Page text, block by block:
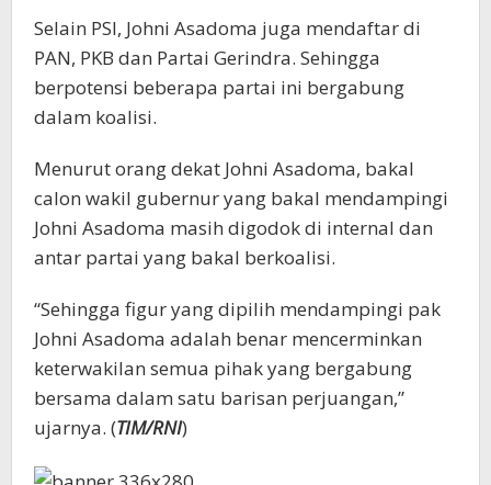
Selain PSI, Johni Asadoma juga mendaftar di
PAN, PKB dan Partai Gerindra. Sehingga
berpotensi beberapa partai ini bergabung
dalam koalisi.
Menurut orang dekat Johni Asadoma, bakal
calon wakil gubernur yang bakal mendampingi
Johni Asadoma masih digodok di internal dan
antar partai yang bakal berkoalisi.
“Sehingga figur yang dipilih mendampingi pak
Johni Asadoma adalah benar mencerminkan
keterwakilan semua pihak yang bergabung
bersama dalam satu barisan perjuangan,”
ujarnya. (TIM/RNI)